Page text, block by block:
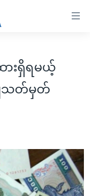
းရှိရမယ့်
သတ်မှတ်